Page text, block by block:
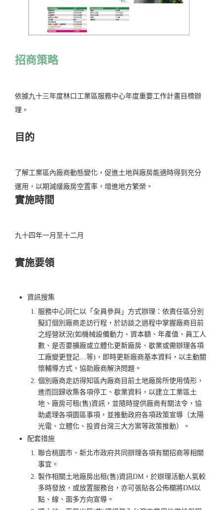
招商策略
依據九十三年度林口工業區服務中心年度重要工作計畫目標辦
理。
目的
了解工業區內廠商動態變化，促進土地與廠房能適時得到充分
運用，以期減緩廠房空置率，增進地方繁榮。
實施時間
九十四年一月至十二月
實施要領
資訊搜集
服務中心同仁以「全員參與」方式辦理：依責任區分別
擬訂個別廠商走訪行程，於訪談之過程中掌握廠商目前
之經營狀況(如機械設備動力、資本額、年產值、員工人
數、是否要擴廠或立體化更新廠房、歇業或需辦理各項
工廠變更登記…等)，即時更新廠商基本資料，以主動關
懷輔導方式，協助廠商解決問題。
個別廠商走訪得知區內廠商目前土地廠房所使用情形，
進而回歸收集各項停工、歇業資料，以建立工業區土
地、廠房可租(售)資訊，並隨時提供廠商有關法令，協
助處理各項園區事項，並推動政府各項政策宣導（太陽
光電、立體化、投資台灣三大方案等政策推動）。
配套措施
聯合桃園市、新北市政府共同辦理各項有關招商等相關
事宜。
製作相關土地廠房出租(售)資訊DM，於辦理活動人氣較
多時發放，或放置服務台，亦可張貼各公佈欄將DM以
點、線、面多方向宣導。